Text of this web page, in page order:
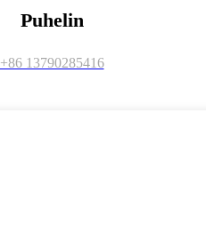
Puhelin
+86 13790285416